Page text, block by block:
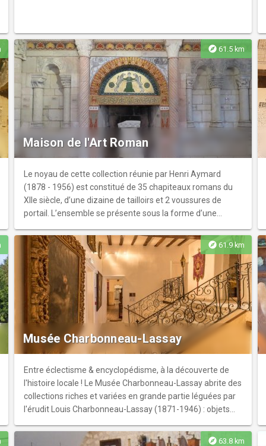
explore 61.5 km
Maison de l'Art Roman
Le noyau de cette collection réunie par Henri Aymard
(1878 - 1956) est constitué de 35 chapiteaux romans du
XIIe siècle, d’une dizaine de tailloirs et 2 voussures de
portail. L’ensemble se présente sous la forme d’une
d’un décor recomposé au début du XXe siècle réunissant
les 3 expressions artistiques majeures au Moyen-Âge : la
sculpture, la peinture et le vitrail. Ouvert uniquement pour
les groupes et sur rendez-vous - du vendredi au dimanche
15h à 18h
explore 61.9 km
Musée Charbonneau-Lassay
Entre éclectisme & encyclopédisme, à la découverte de
l'histoire locale ! Le Musée Charbonneau-Lassay abrite des
collections riches et variées en grande partie léguées par
l'érudit Louis Charbonneau-Lassay (1871-1946) : objets
épées et armes à feu. Aujourd'hui, sa collection cohabite
explore 63.8 km